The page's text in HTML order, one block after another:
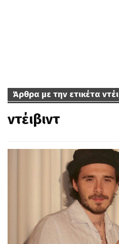
Άρθρα με την ετικέτα
ντέιβιντ